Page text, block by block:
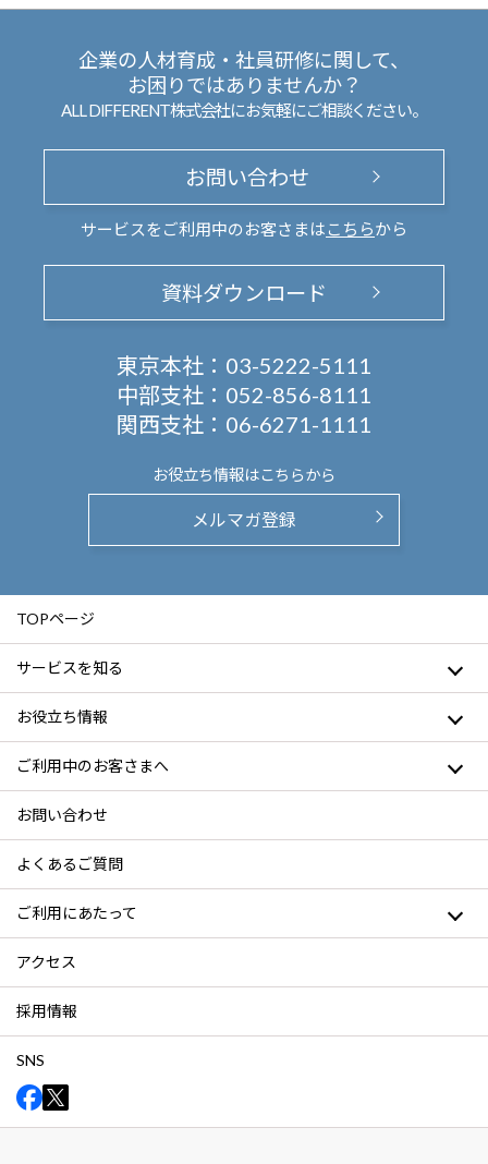
企業の人材育成・社員研修に関して、
お困りではありませんか？
ALL DIFFERENT株式会社にお気軽にご相談ください。
お問い合わせ
サービスをご利用中のお客さまは こちらから
資料ダウンロード
東京本社： 03-5222-5111
中部支社： 052-856-8111
関西支社： 06-6271-1111
お役立ち情報はこちらから
メルマガ登録
TOPページ
サービスを知る
お役立ち情報
ご利用中のお客さまへ
お問い合わせ
よくあるご質問
ご利用にあたって
アクセス
採用情報
SNS